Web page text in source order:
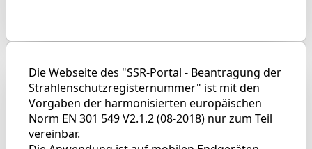
Die Webseite des "SSR-Portal - Beantragung der
Strahlenschutzregisternummer" ist mit den
Vorgaben der harmonisierten europäischen
Norm EN 301 549 V2.1.2 (08-2018) nur zum Teil
vereinbar.